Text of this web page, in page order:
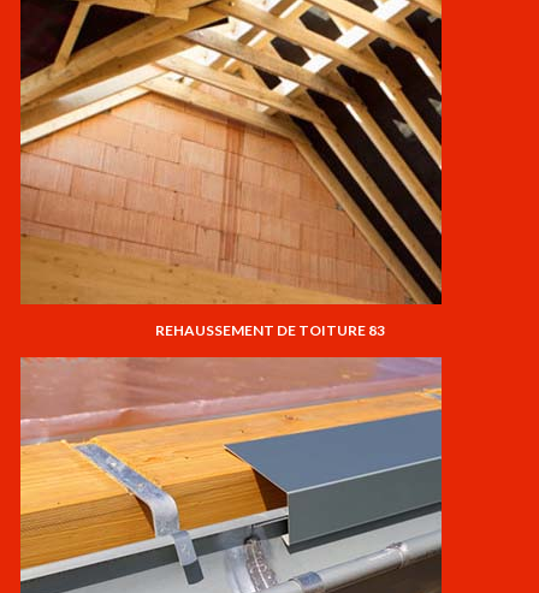
REHAUSSEMENT DE TOITURE 83